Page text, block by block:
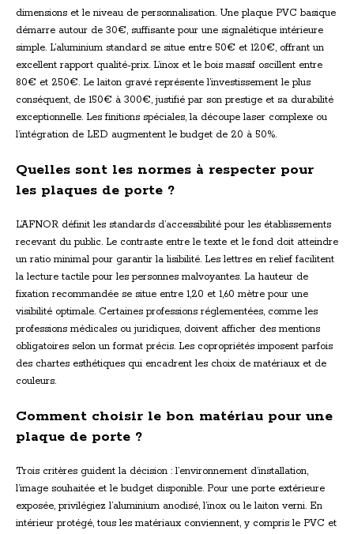
dimensions et le niveau de personnalisation. Une plaque PVC basique
démarre autour de 30€, suffisante pour une signalétique intérieure
simple. L’aluminium standard se situe entre 50€ et 120€, offrant un
excellent rapport qualité-prix. L’inox et le bois massif oscillent entre
80€ et 250€. Le laiton gravé représente l’investissement le plus
conséquent, de 150€ à 300€, justifié par son prestige et sa durabilité
exceptionnelle. Les finitions spéciales, la découpe laser complexe ou
l’intégration de LED augmentent le budget de 20 à 50%.
Quelles sont les normes à respecter pour
les plaques de porte ?
L’AFNOR définit les standards d’accessibilité pour les établissements
recevant du public. Le contraste entre le texte et le fond doit atteindre
un ratio minimal pour garantir la lisibilité. Les lettres en relief facilitent
la lecture tactile pour les personnes malvoyantes. La hauteur de
fixation recommandée se situe entre 1,20 et 1,60 mètre pour une
visibilité optimale. Certaines professions réglementées, comme les
professions médicales ou juridiques, doivent afficher des mentions
obligatoires selon un format précis. Les copropriétés imposent parfois
des chartes esthétiques qui encadrent les choix de matériaux et de
couleurs.
Comment choisir le bon matériau pour une
plaque de porte ?
Trois critères guident la décision : l’environnement d’installation,
l’image souhaitée et le budget disponible. Pour une porte extérieure
exposée, privilégiez l’aluminium anodisé, l’inox ou le laiton verni. En
intérieur protégé, tous les matériaux conviennent, y compris le PVC et